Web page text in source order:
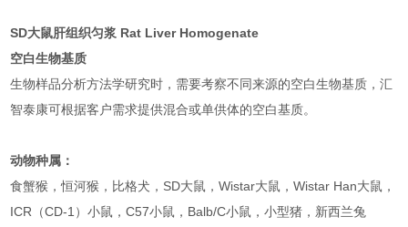
SD大鼠肝组织匀浆 Rat Liver Homogenate
空白生物基质
生物样品分析方法学研究时，需要考察不同来源的空白生物基质，汇
智泰康可根据客户需求提供混合或单供体的空白基质。
动物种属：
食蟹猴，恒河猴，比格犬，SD大鼠，Wistar大鼠，Wistar Han大鼠，
ICR（CD-1）小鼠，C57小鼠，Balb/C小鼠，小型猪，新西兰兔